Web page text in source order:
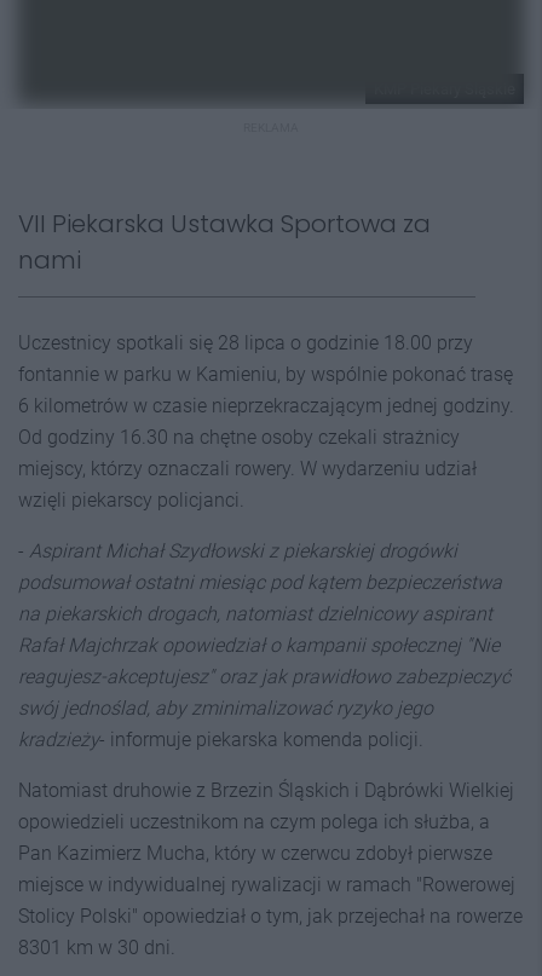
VII Piekarska Ustawka Sportowa za
nami
Uczestnicy spotkali się 28 lipca o godzinie 18.00 przy
fontannie w parku w Kamieniu, by wspólnie pokonać trasę
6 kilometrów w czasie nieprzekraczającym jednej godziny.
Od godziny 16.30 na chętne osoby czekali strażnicy
miejscy, którzy oznaczali rowery. W wydarzeniu udział
wzięli piekarscy policjanci.
- Aspirant Michał Szydłowski z piekarskiej drogówki
podsumował ostatni miesiąc pod kątem bezpieczeństwa
na piekarskich drogach, natomiast dzielnicowy aspirant
Rafał Majchrzak opowiedział o kampanii społecznej "Nie
reagujesz-akceptujesz" oraz jak prawidłowo zabezpieczyć
swój jednoślad, aby zminimalizować ryzyko jego
kradzieży- informuje piekarska komenda policji.
Natomiast druhowie z Brzezin Śląskich i Dąbrówki Wielkiej
opowiedzieli uczestnikom na czym polega ich służba, a
Pan Kazimierz Mucha, który w czerwcu zdobył pierwsze
miejsce w indywidualnej rywalizacji w ramach "Rowerowej
Stolicy Polski" opowiedział o tym, jak przejechał na rowerze
8301 km w 30 dni.